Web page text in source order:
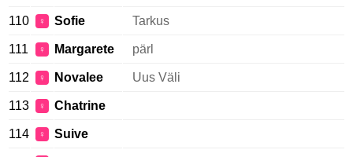
110 ♀ Sofie Tarkus
111 ♀ Margarete pärl
112 ♀ Novalee Uus Väli
113 ♀ Chatrine
114 ♀ Suive